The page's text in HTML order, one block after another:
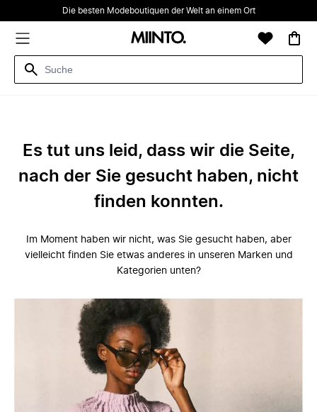
Die besten Modeboutiquen der Welt an einem Ort
Es tut uns leid, dass wir die Seite,
nach der Sie gesucht haben, nicht
finden konnten.
Im Moment haben wir nicht, was Sie gesucht haben, aber
vielleicht finden Sie etwas anderes in unseren Marken und
Kategorien unten?